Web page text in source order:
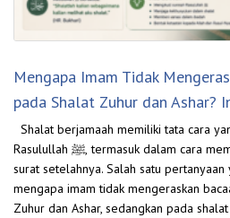
Mengapa Imam Tidak
pada Shalat Zuhur dan Ashar?
Shalat berjamaah memiliki tata cara
Rasulullah ﷺ, termasuk dalam cara membaca Surah Al-Fatihah dan
surat setelahnya. Salah satu
mengapa imam tidak mengeraskan
Zuhur dan Ashar, sedangkan pada